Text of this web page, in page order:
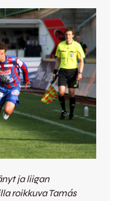
ja liigan
roikkuva Tamás